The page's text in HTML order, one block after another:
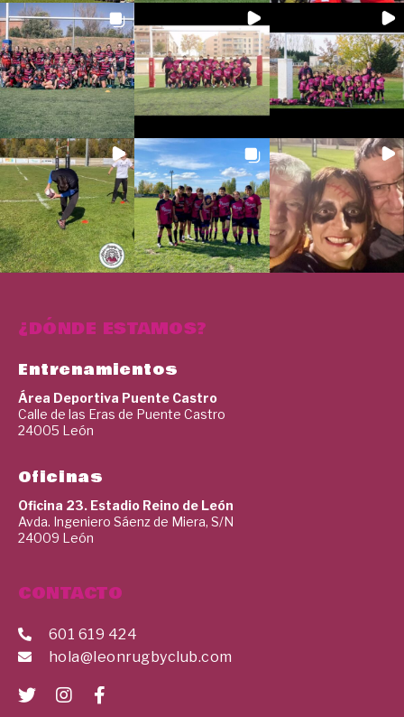
CONTACTO
601 619 424
hola@leonrugbyclub.com
¿DÓNDE ESTAMOS?
Entrenamientos
Área Deportiva Puente Castro
Calle de las Eras de Puente Castro
24005 León
Oficinas
Oficina 23. Estadio Reino de León
Avda. Ingeniero Sáenz de Miera, S/N
24009 León